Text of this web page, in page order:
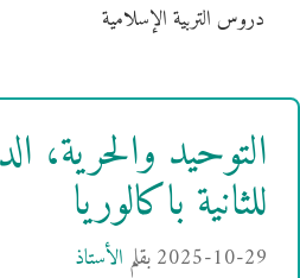
دروس التربية الإسلامية
التوحيد والحرية،
للثانية باكالوريا
2025-10-29بقلم الأستاذ